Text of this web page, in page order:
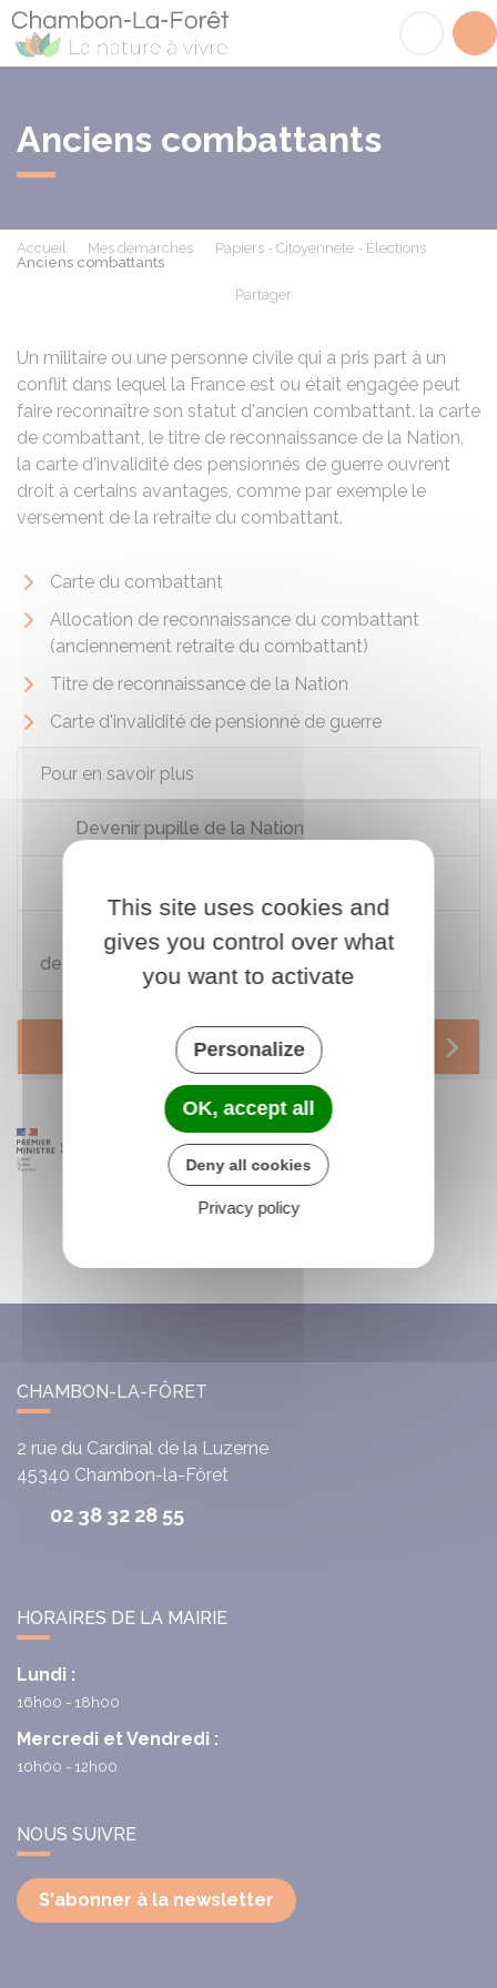
Anciens combattants
Accueil Mes démarches
Papiers - Citoyenneté - Élections
Anciens combattants
Partager
Un militaire ou une personne civile qui a pris part à un
conflit dans lequel la France est ou était engagée peut
faire reconnaître son statut d'ancien combattant. la carte
de combattant, le titre de reconnaissance de la Nation,
la carte d'invalidité des pensionnés de guerre ouvrent
droit à certains avantages, comme par exemple le
versement de la retraite du combattant.
Carte du combattant
Allocation de reconnaissance du combattant
(anciennement retraite du combattant)
Titre de reconnaissance de la Nation
Carte d'invalidité de pensionné de guerre
Pour en savoir plus
Devenir pupille de la Nation
Maison numérique des militaires blessés et
des familles
Services en ligne et formulaires
CHAMBON-LA-FÔRET
2 rue du Cardinal de la Luzerne
45340 Chambon-la-Fôret
02 38 32 28 55
HORAIRES DE LA MAIRIE
Lundi :
16h00 - 18h00
Mercredi et Vendredi :
10h00 - 12h00
NOUS SUIVRE
S'abonner à la newsletter
This site uses cookies and
gives you control over what
you want to activate
Personalize
OK, accept all
Deny all cookies
Privacy policy